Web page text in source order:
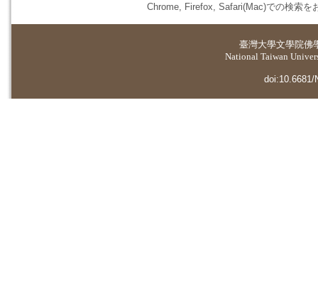
Chrome, Firefox, Safari(Mac)での検索を
臺灣大學文學院佛
National Taiwan
doi:10.6681/